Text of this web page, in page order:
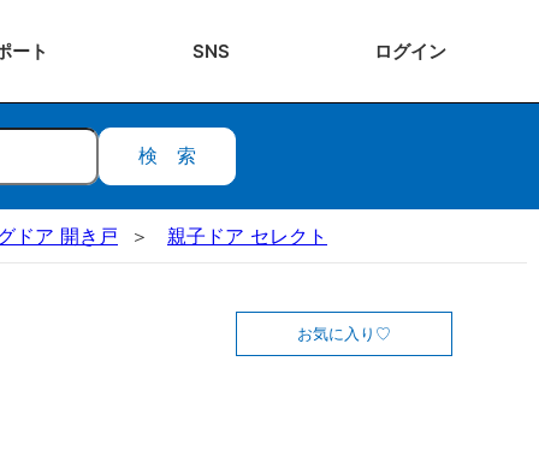
ート SNS ログイン
検索
ドア 開き戸 親子ドア セレクト
お気に入り